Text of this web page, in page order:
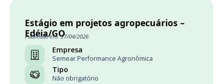
Estágio em projetos agropecuários –
Edéia/GO
Publicado em: 27/04/2026
Empresa
Semear Performance Agronômica
Tipo
Não obrigatório